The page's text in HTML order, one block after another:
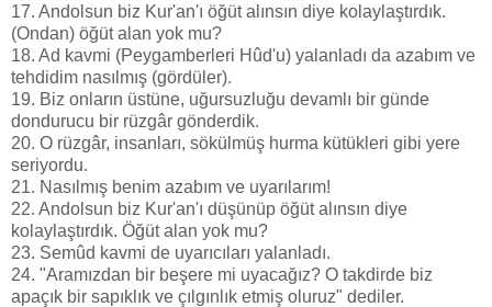
17. Andolsun biz Kur'an'ı öğüt alınsın diye kolaylaştırdık.
(Ondan) öğüt alan yok mu?
18. Ad kavmi (Peygamberleri Hûd'u) yalanladı da azabım ve
tehdidim nasılmış (gördüler).
19. Biz onların üstüne, uğursuzluğu devamlı bir günde
dondurucu bir rüzgâr gönderdik.
20. O rüzgâr, insanları, sökülmüş hurma kütükleri gibi yere
seriyordu.
21. Nasılmış benim azabım ve uyarılarım!
22. Andolsun biz Kur'an'ı düşünüp öğüt alınsın diye
kolaylaştırdık. Öğüt alan yok mu?
23. Semûd kavmi de uyarıcıları yalanladı.
24. "Aramızdan bir beşere mi uyacağız? O takdirde biz
apaçık bir sapıklık ve çılgınlık etmiş oluruz" dediler.